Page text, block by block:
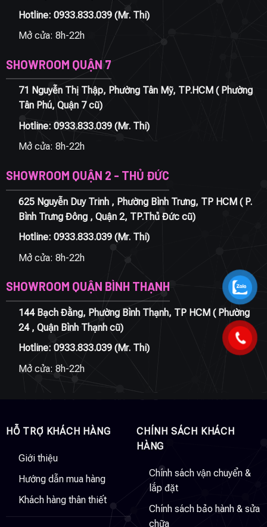
Hotline: 0933.833.039(Mr. Thi)
Mở cửa: 8h-22h
SHOWROOM QUẬN 7
71 Nguyễn Thị Thập, Phường Tân Mỹ, TP.HCM ( Phường
Tân Phú, Quận 7 cũ)
Hotline: 0933.833.039(Mr. Thi)
Mở cửa: 8h-22h
SHOWROOM QUẬN 2 - THỦ ĐỨC
625 Nguyễn Duy Trinh , Phường Bình Trưng, TP HCM ( P.
Bình Trưng Đông , Quận 2, TP.Thủ Đức cũ)
Hotline: 0933.833.039(Mr. Thi)
Mở cửa: 8h-22h
SHOWROOM QUẬN BÌNH THẠNH
144 Bạch Đằng, Phường Bình Thạnh, TP HCM ( Phường
24 , Quận Bình Thạnh cũ)
Hotline: 0933.833.039(Mr. Thi)
Mở cửa: 8h-22h
HỖ TRỢ KHÁCH HÀNG
Giới thiệu
Hướng dẫn mua hàng
Khách hàng thân thiết
CHÍNH SÁCH KHÁCH
HÀNG
Chính sách vận chuyển &
lắp đặt
Chính sách bảo hành & sửa
chữa